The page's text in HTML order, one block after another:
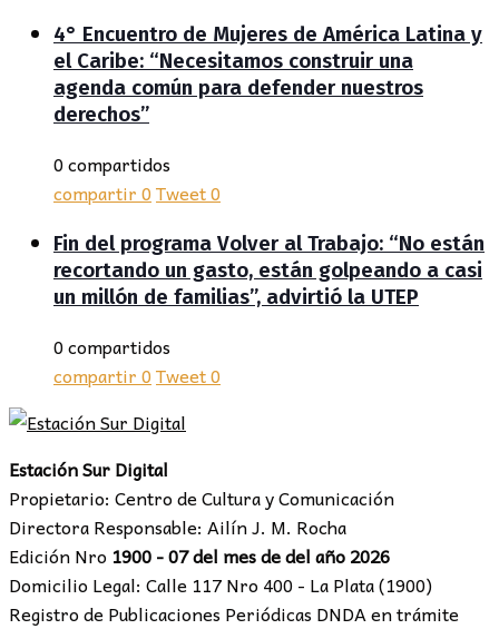
4° Encuentro de Mujeres de América Latina y
el Caribe: “Necesitamos construir una
agenda común para defender nuestros
derechos”
0 compartidos
compartir0Tweet0
Fin del programa Volver al Trabajo: “No están
recortando un gasto, están golpeando a casi
un millón de familias”, advirtió la UTEP
0 compartidos
compartir0Tweet0
Estación Sur Digital
Propietario: Centro de Cultura y Comunicación
Directora Responsable: Ailín J. M. Rocha
Edición Nro 1900 - 07 del mes de del año 2026
Domicilio Legal: Calle 117 Nro 400 - La Plata (1900)
Registro de Publicaciones Periódicas DNDA en trámite